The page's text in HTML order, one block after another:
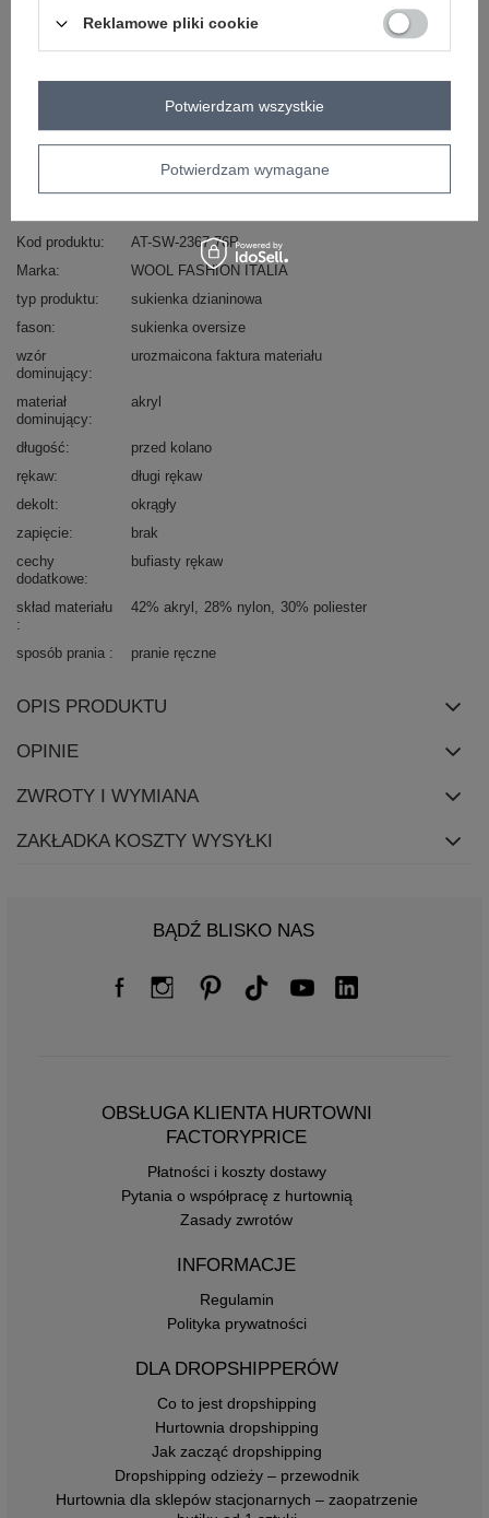
ZALOGUJ SIĘ I ZOBACZ CENĘ
+48 601 547 740 Zadaj pytanie
sposób prania : pranie ręczne
Kod produktu
AT-SW-2367.76P
Marka
WOOL FASHION ITALIA
typ produktu
sukienka dzianinowa
fason
sukienka oversize
wzór
dominujący
urozmaicona faktura materiału
materiał
dominujący
akryl
długość
przed kolano
rękaw
długi rękaw
dekolt
okrągły
zapięcie
brak
cechy
dodatkowe
bufiasty rękaw
skład materiału 42% akryl 28% nylon 30% poliester
sposób prania pranie ręczne
OPIS PRODUKTU
OPINIE
ZWROTY I WYMIANA
ZAKŁADKA KOSZTY WYSYŁKI
BĄDŹ BLISKO NAS
OBSŁUGA KLIENTA HURTOWNI
FACTORYPRICE
Płatności i koszty dostawy
Pytania o współpracę z hurtownią
Zasady zwrotów
INFORMACJE
Regulamin
Polityka prywatności
DLA DROPSHIPPERÓW
Co to jest dropshipping
Hurtownia dropshipping
Jak zacząć dropshipping
Dropshipping odzieży – przewodnik
Hurtownia dla sklepów stacjonarnych – zaopatrzenie
Reklamowe pliki cookie
Potwierdzam wymagane
Potwierdzam wszystkie